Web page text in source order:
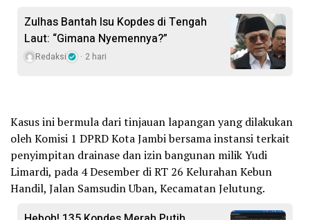
Zulhas Bantah Isu Kopdes di Tengah
Laut: “Gimana Nyemennya?”
Redaksi 2 hari
Kasus ini bermula dari tinjauan lapangan yang dilakukan
oleh Komisi 1 DPRD Kota Jambi bersama instansi terkait
penyimpitan drainase dan izin bangunan milik Yudi
Limardi, pada 4 Desember di RT 26 Kelurahan Kebun
Handil, Jalan Samsudin Uban, Kecamatan Jelutung.